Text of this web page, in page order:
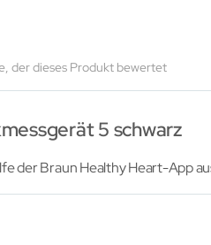
der dieses Produkt bewertet
5 schwarz
der Braun Healthy Heart-App